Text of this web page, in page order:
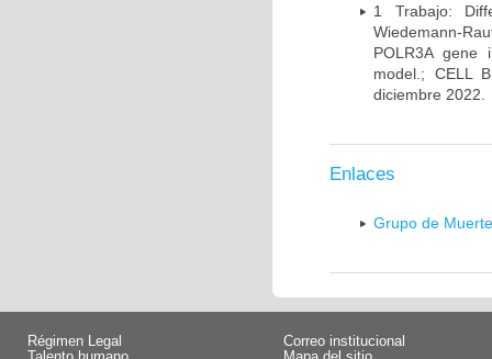
1 Trabajo:
Wiedemann-
POLR3A gene
model.; CELL
diciembre 2022.
Enlaces
Grupo de
Régimen Legal
Correo institucional